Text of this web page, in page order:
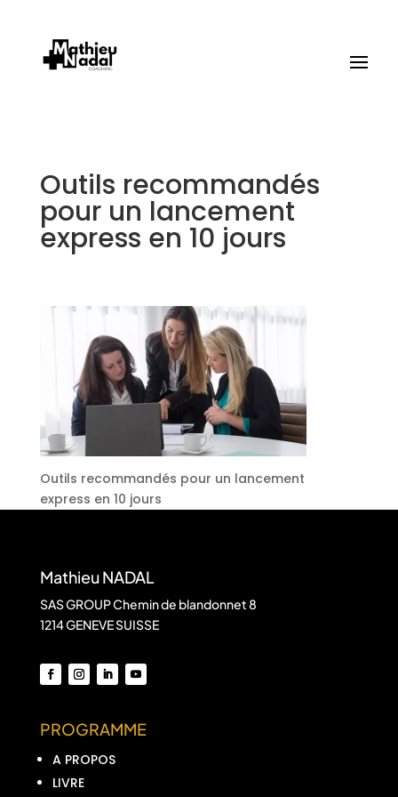
Outils recommandés
pour un lancement
express en 10 jours
Outils recommandés pour un lancement
express en 10 jours
Mathieu NADAL
SAS GROUP Chemin de blandonnet 8
1214 GENEVE SUISSE
PROGRAMME
A PROPOS
LIVRE